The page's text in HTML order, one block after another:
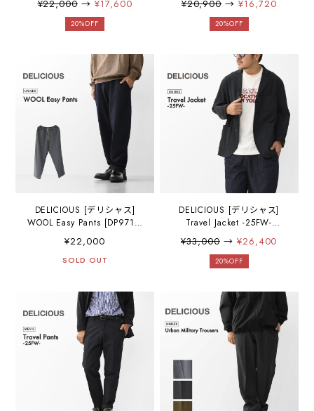
ンツ・イージーパンツ・ス
トレッチデニム・ゆったり
LADY'S [2025AW]
¥22,000→¥17,600
20%OFF
ィガン・軽い・暖かい・柔
らかい・ ナチュラル・ニッ
¥20,900→¥16,720
20%OFF
DELICIOUS [デリシャス]
WOOL Easy Pants [DP9718]
ウールイージーパンツ・イ
ージーパンツ・ワイドシル
エット・テーパードシルエ
¥22,000
SOLD OUT
DELICIOUS [デリシャス]
Travel Jacket -25FW-
[DJ13222]トラベルジャケッ
ト 「セットアップジャケッ
ト・キレイ目ジャケット」
¥33,000→ ¥26,400
20%OFF